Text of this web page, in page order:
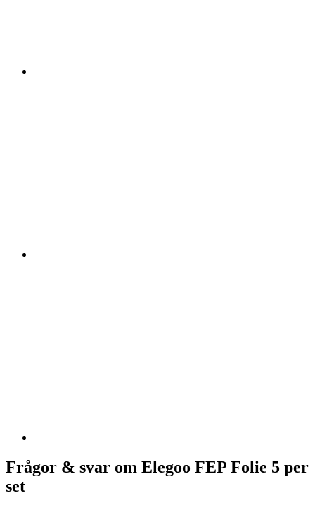
Frågor & svar om Elegoo FEP Folie 5 per
set